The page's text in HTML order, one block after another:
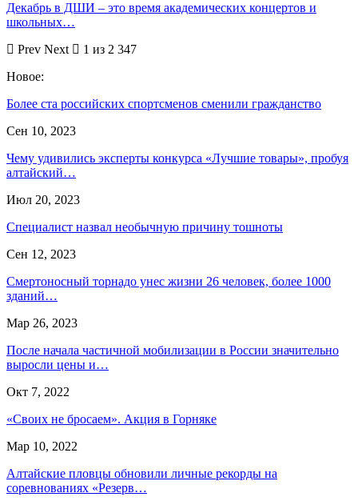
Декабрь в ДШИ – это время академических концертов и
школьных…
Prev Next
1 из 2 347
Новое:
Более ста российских спортсменов сменили гражданство
Сен 10, 2023
Чему удивились эксперты конкурса «Лучшие товары», пробуя
алтайский…
Июл 20, 2023
Специалист назвал необычную причину тошноты
Сен 12, 2023
Смертоносный торнадо унес жизни 26 человек, более 1000
зданий…
Мар 26, 2023
После начала частичной мобилизации в России значительно
выросли цены и…
Окт 7, 2022
«Своих не бросаем». Акция в Горняке
Мар 10, 2022
Алтайские пловцы обновили личные рекорды на
соревнованиях «Резерв…